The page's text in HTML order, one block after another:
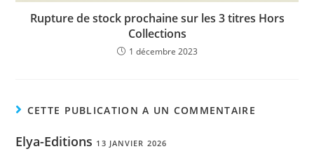
Rupture de stock prochaine sur les 3 titres Hors
Collections
1 décembre 2023
CETTE PUBLICATION A UN COMMENTAIRE
Elya-Editions 13 JANVIER 2026